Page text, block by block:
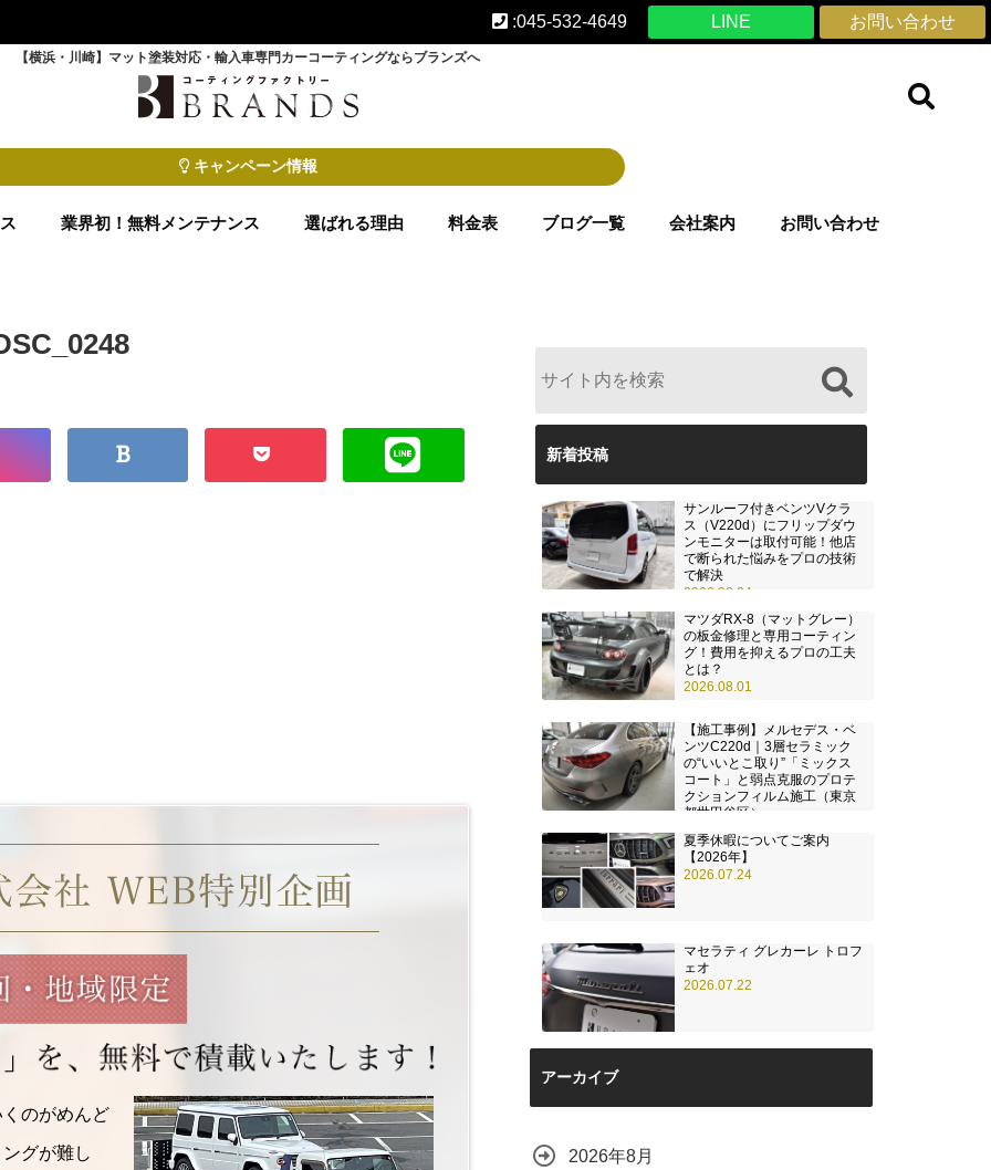
お問い合わせ
LINE
:045-532-4649
【横浜・川崎】マット塗装対応・輸入車専門カーコーティングならブランズへ
キャンペーン情報
業界初！無料メンテナンス 選ばれる理由 料金表 ブログ一覧 会社案内 お問い合わせ
のがめんど
グが難し
新着投稿
サンルーフ付きベンツVクラ
ス（V220d）にフリップダウ
ンモニターは取付可能！他店
で断られた悩みをプロの技術
で解決
2026.08.04
マツダRX-8（マットグレー）
の板金修理と専用コーティン
グ！費用を抑えるプロの工夫
とは？
2026.08.01
【施工事例】メルセデス・ベ
ンツC220d｜3層セラミック
の“いいとこ取り”「ミックス
コート」と弱点克服のプロテ
クションフィルム施工（東京
都世田谷区）
夏季休暇についてご案内
【2026年】
2026.07.24
マセラティ グレカーレ トロフ
ェオ
2026.07.22
アーカイブ
2026年8月